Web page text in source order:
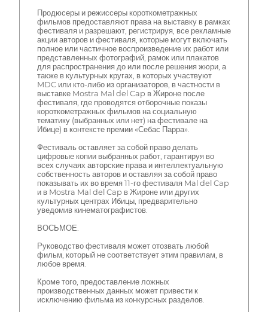
Продюсеры и режиссеры короткометражных
фильмов предоставляют права на выставку в рамках
фестиваля и разрешают, регистрируя, все рекламные
акции авторов и фестиваля, которые могут включать
полное или частичное воспроизведение их работ или
представленных фотографий, рамок или плакатов
для распространения до или после решения жюри, а
также в культурных кругах, в которых участвуют
MDC или кто-либо из организаторов, в частности в
выставке Mostra Mal del Cap в Жироне после
фестиваля, где проводятся отборочные показы
короткометражных фильмов на социальную
тематику (выбранных или нет) на фестивале на
Ибице) в контексте премии «Себас Парра».
Фестиваль оставляет за собой право делать
цифровые копии выбранных работ, гарантируя во
всех случаях авторские права и интеллектуальную
собственность авторов и оставляя за собой право
показывать их во время 11-го фестиваля Mal del Cap
и в Mostra Mal del Cap в Жироне или других
культурных центрах Ибицы, предварительно
уведомив кинематографистов.
ВОСЬМОЕ.
Руководство фестиваля может отозвать любой
фильм, который не соответствует этим правилам, в
любое время.
Кроме того, предоставление ложных
производственных данных может привести к
исключению фильма из конкурсных разделов.